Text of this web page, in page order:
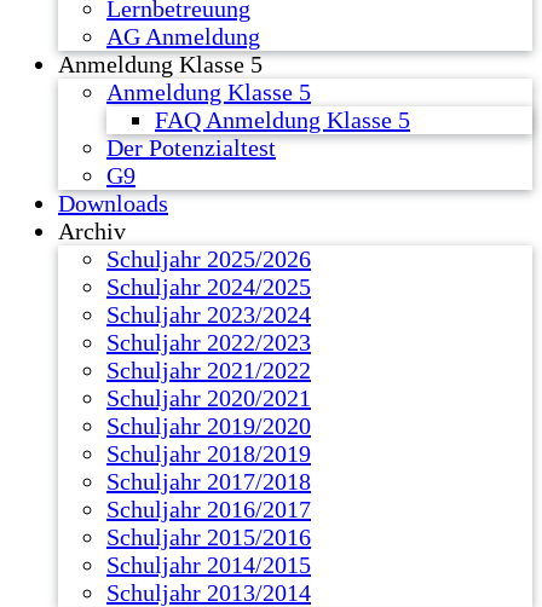
Lernbetreuung
AG Anmeldung
Anmeldung Klasse 5
Anmeldung Klasse 5
FAQ Anmeldung Klasse 5
Der Potenzialtest
G9
Downloads
Archiv
Schuljahr 2025/2026
Schuljahr 2024/2025
Schuljahr 2023/2024
Schuljahr 2022/2023
Schuljahr 2021/2022
Schuljahr 2020/2021
Schuljahr 2019/2020
Schuljahr 2018/2019
Schuljahr 2017/2018
Schuljahr 2016/2017
Schuljahr 2015/2016
Schuljahr 2014/2015
Schuljahr 2013/2014